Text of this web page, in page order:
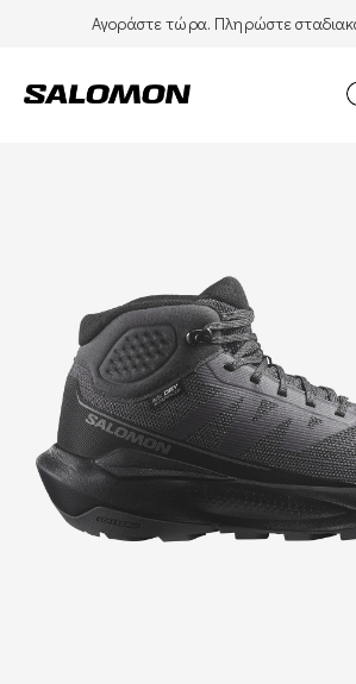
Αγοράστε τώρα. Πληρώστε